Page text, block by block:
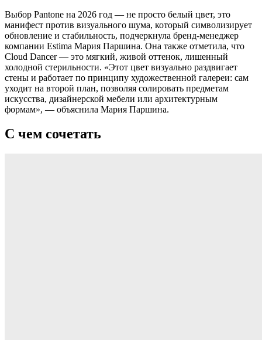
Выбор Pantone на 2026 год — не просто белый цвет, это
манифест против визуального шума, который символизирует
обновление и стабильность, подчеркнула бренд-менеджер
компании Estima Мария Паршина. Она также отметила, что
Cloud Dancer — это мягкий, живой оттенок, лишенный
холодной стерильности. «Этот цвет визуально раздвигает
стены и работает по принципу художественной галереи: сам
уходит на второй план, позволяя солировать предметам
искусства, дизайнерской мебели или архитектурным
формам», — объяснила Мария Паршина.
С чем сочетать